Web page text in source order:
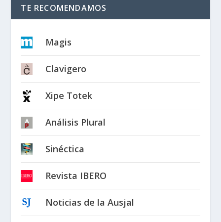
TE RECOMENDAMOS
Magis
Clavigero
Xipe Totek
Análisis Plural
Sinéctica
Revista IBERO
Noticias de la Ausjal